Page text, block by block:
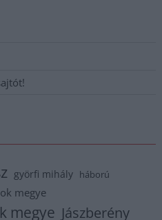
györfi mihály háború
megye
megye Jászberény